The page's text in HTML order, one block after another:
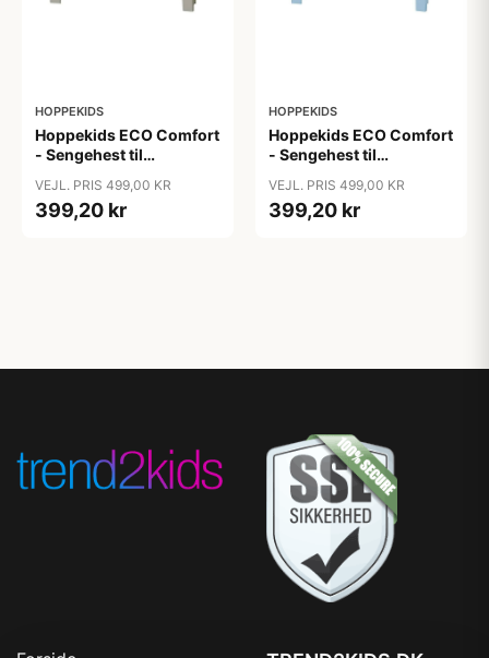
HOPPEKIDS
Hoppekids ECO Comfort
- Sengehest til
VEJL. PRIS 499,00 KR
399,20 kr
HOPPEKIDS
Hoppekids ECO Comfort
- Sengehest til
VEJL. PRIS 499,00 KR
399,20 kr